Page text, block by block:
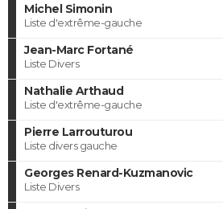
Michel Simonin
Liste d'extrême-gauche
Jean-Marc Fortané
Liste Divers
Nathalie Arthaud
Liste d'extrême-gauche
Pierre Larrouturou
Liste divers gauche
Georges Renard-Kuzmanovic
Liste Divers